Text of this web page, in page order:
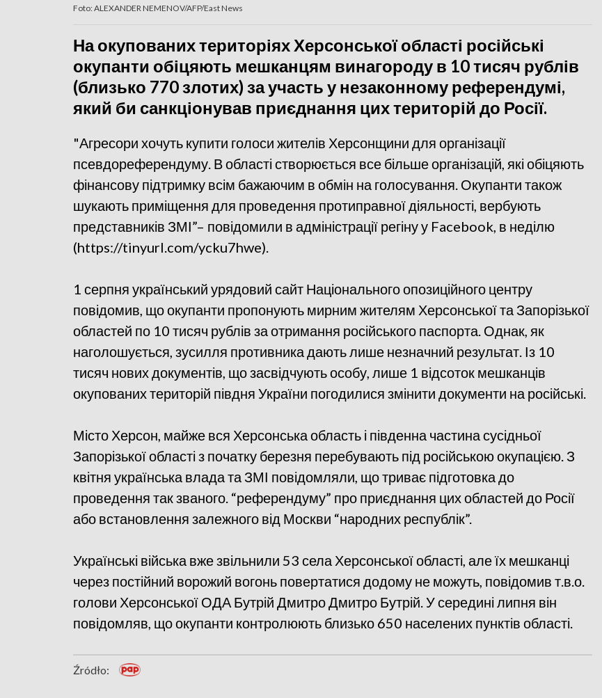
Foto: ALEXANDER NEMENOV/AFP/East News
На окупованих територіях Херсонської області російські
окупанти обіцяють мешканцям винагороду в 10 тисяч рублів
(близько 770 злотих) за участь у незаконному референдумі,
який би санкціонував приєднання цих територій до Росії.
"Агресори хочуть купити голоси жителів Херсонщини для організації
псевдореферендуму. В області створюється все більше організацій, які обіцяють
фінансову підтримку всім бажаючим в обмін на голосування. Окупанти також
шукають приміщення для проведення протиправної діяльності, вербують
представників ЗМІ”– повідомили в адміністрації регіну у Facebook, в неділю
(https://tinyurl.com/ycku7hwe).
1 серпня український урядовий сайт Національного опозиційного центру
повідомив, що окупанти пропонують мирним жителям Херсонської та Запорізької
областей по 10 тисяч рублів за отримання російського паспорта. Однак, як
наголошується, зусилля противника дають лише незначний результат. Із 10
тисяч нових документів, що засвідчують особу, лише 1 відсоток мешканців
окупованих територій півдня України погодилися змінити документи на російські.
Місто Херсон, майже вся Херсонська область і південна частина сусідньої
Запорізької області з початку березня перебувають під російською окупацією. З
квітня українська влада та ЗМІ повідомляли, що триває підготовка до
проведення так званого. “референдуму” про приєднання цих областей до Росії
або встановлення залежного від Москви “народних республік”.
Українські війська вже звільнили 53 села Херсонської області, але їх мешканці
через постійний ворожий вогонь повертатися додому не можуть, повідомив т.в.о.
голови Херсонської ОДА Бутрій Дмитро Дмитро Бутрій. У середині липня він
повідомляв, що окупанти контролюють близько 650 населених пунктів області.
Źródło: